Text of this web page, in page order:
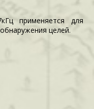
применяется для
целей.